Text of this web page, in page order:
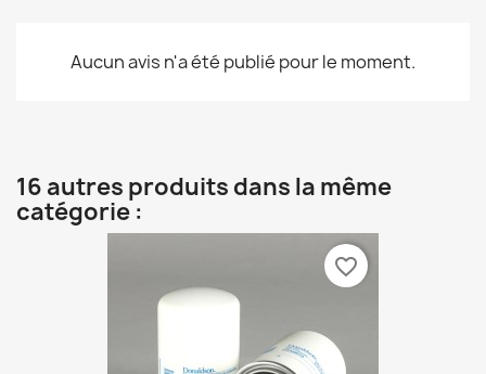
Aucun avis n'a été publié pour le moment.
16 autres produits dans la même
catégorie :
favorite_border